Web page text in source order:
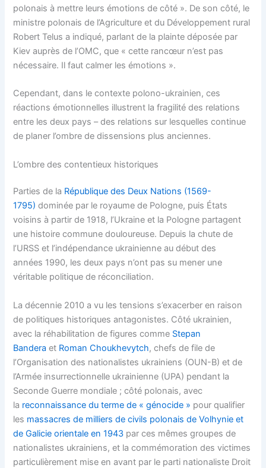
polonais à mettre leurs émotions de côté ». De son côté, le
ministre polonais de l’Agriculture et du Développement rural
Robert Telus a indiqué, parlant de la plainte déposée par
Kiev auprès de l’OMC, que « cette rancœur n’est pas
nécessaire. Il faut calmer les émotions ».
Cependant, dans le contexte polono-ukrainien, ces
réactions émotionnelles illustrent la fragilité des relations
entre les deux pays – des relations sur lesquelles continue
de planer l’ombre de dissensions plus anciennes.
L’ombre des contentieux historiques
Parties de la République des Deux Nations (1569-
1795) dominée par le royaume de Pologne, puis États
voisins à partir de 1918, l’Ukraine et la Pologne partagent
une histoire commune douloureuse. Depuis la chute de
l’URSS et l’indépendance ukrainienne au début des
années 1990, les deux pays n’ont pas su mener une
véritable politique de réconciliation.
La décennie 2010 a vu les tensions s’exacerber en raison
de politiques historiques antagonistes. Côté ukrainien,
avec la réhabilitation de figures comme Stepan
Bandera et Roman Choukhevytch, chefs de file de
l’Organisation des nationalistes ukrainiens (OUN-B) et de
l’Armée insurrectionnelle ukrainienne (UPA) pendant la
Seconde Guerre mondiale ; côté polonais, avec
la reconnaissance du terme de « génocide » pour qualifier
les massacres de milliers de civils polonais de Volhynie et
de Galicie orientale en 1943 par ces mêmes groupes de
nationalistes ukrainiens, et la commémoration des victimes
particulièrement mise en avant par le parti nationaliste Droit